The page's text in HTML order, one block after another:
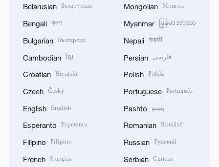
Belarusian Беларуская
Bengali বাংলা
Bulgarian Български
Cambodian ខ្មែរ
Croatian Hrvatski
Czech Český
English English
Esperanto Esperanto
Filipino Filipino
French Français
Mongolian Монгол
Myanmar မြန်မာဘာသာ
Nepali नेपाली
Persian فارسی
Polish Polski
Portuguese Português
Pashto پښتو
Romanian Română
Russian Русский
Serbian Српски